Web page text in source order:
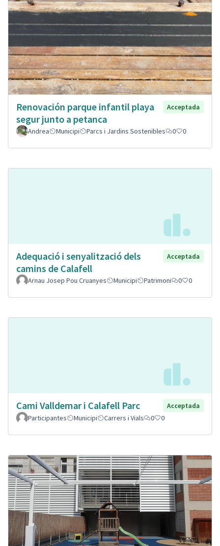
Renovación parque infantil playa
segur junto a petanca
Acceptada
Andrea Municipi Parcs i Jardins Sostenibles 0 0
Adequació i senyalització dels
camins de Calafell
Acceptada
Arnau Josep Pou Cruanyes Municipi Patrimoni 0 0
Cami Valldemar i Calafell Parc
Acceptada
Participantes
Municipi Carrers i Vials 0 0